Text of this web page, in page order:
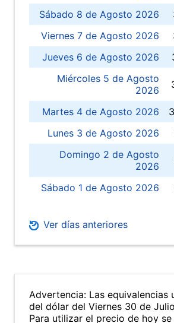
Sábado 8 de Agosto 2026
Viernes 7 de Agosto 2026
Jueves 6 de Agosto 2026
Miércoles 5 de Agosto
2026
Martes 4 de Agosto 2026
Lunes 3 de Agosto 2026
Domingo 2 de Agosto
2026
Sábado 1 de Agosto 2026
Ver días anteriores
Advertencia: Las equivalencias
del dólar del Viernes 30 de
Para utilizar el precio de hoy